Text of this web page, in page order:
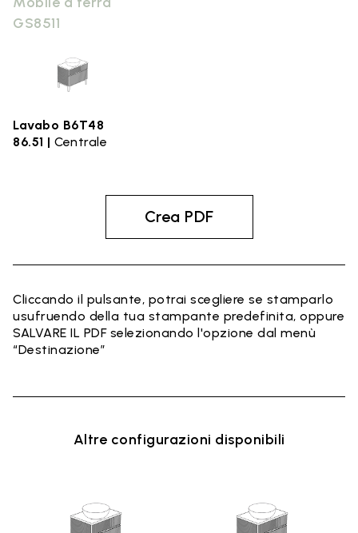
GS8511
Lavabo B6T48
86.51 | Centrale
Crea PDF
Cliccando il pulsante, potrai scegliere se stamparlo
usufruendo della tua stampante predefinita, oppure
SALVARE IL PDF selezionando l'opzione dal menù
“Destinazione”
Altre configurazioni disponibili